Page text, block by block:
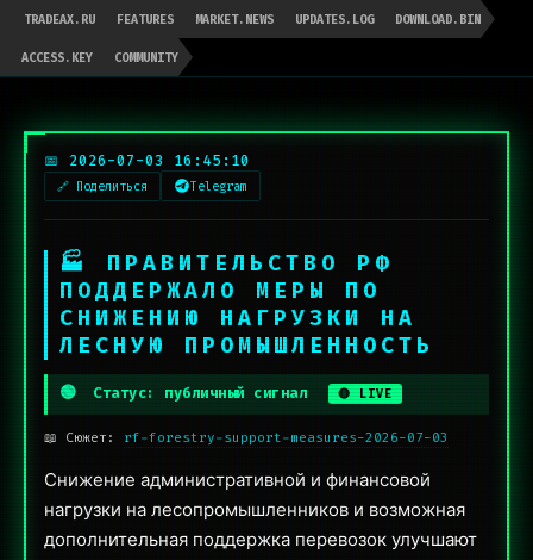
TRADEAX.RU FEATURES MARKET.NEWS UPDATES.LOG DOWNLOAD.BIN
ACCESS.KEY COMMUNITY
📅 2026-07-03 16:45:10
🔗 Поделиться Telegram
🏭 ПРАВИТЕЛЬСТВО РФ
ПОДДЕРЖАЛО МЕРЫ ПО
СНИЖЕНИЮ НАГРУЗКИ НА
ЛЕСНУЮ ПРОМЫШЛЕННОСТЬ
🟢 Статус: публичный сигнал 🔴 LIVE
📖 Сюжет: rf-forestry-support-measures-2026-07-03
Снижение административной и финансовой
нагрузки на лесопромышленников и возможная
дополнительная поддержка перевозок улучшают